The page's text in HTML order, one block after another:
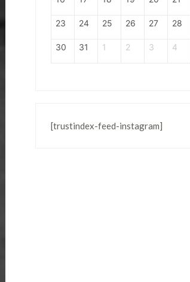
23 24 25 26 27 28
30 31 1 2 3 4
[trustindex-feed-instagram]